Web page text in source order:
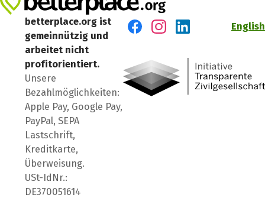
betterplace.org ist
gemeinnützig und
arbeitet nicht
profitorientiert.
Unsere
Bezahlmöglichkeiten:
Apple Pay, Google Pay,
PayPal, SEPA
Lastschrift,
Kreditkarte,
Überweisung.
USt-IdNr.:
DE370051614
English